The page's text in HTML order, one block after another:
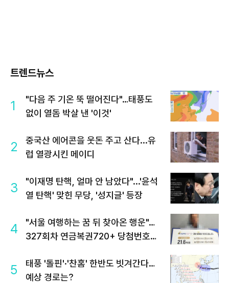
트렌드뉴스
1
"다음 주 기온 뚝 떨어진다"…태풍도
없이 열돔 박살 낸 '이것'
2
중국산 에어콘을 웃돈 주고 산다...유
럽 열광시킨 메이디
3
"이재명 탄핵, 얼마 안 남았다"...'윤석
열 탄핵' 맞힌 무당, '성지글' 등장
4
"서울 여행하는 꿈 뒤 찾아온 행운"…
327회차 연금복권720+ 당첨번호조
5
태풍 '돌핀'·'찬홈' 한반도 빗겨간다…
예상 경로는?